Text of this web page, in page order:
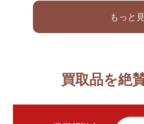
もっと
買取品を絶